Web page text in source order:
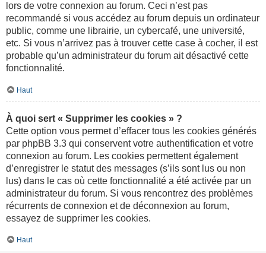
lors de votre connexion au forum. Ceci n’est pas
recommandé si vous accédez au forum depuis un ordinateur
public, comme une librairie, un cybercafé, une université,
etc. Si vous n’arrivez pas à trouver cette case à cocher, il est
probable qu’un administrateur du forum ait désactivé cette
fonctionnalité.
Haut
À quoi sert « Supprimer les cookies » ?
Cette option vous permet d’effacer tous les cookies générés
par phpBB 3.3 qui conservent votre authentification et votre
connexion au forum. Les cookies permettent également
d’enregistrer le statut des messages (s’ils sont lus ou non
lus) dans le cas où cette fonctionnalité a été activée par un
administrateur du forum. Si vous rencontrez des problèmes
récurrents de connexion et de déconnexion au forum,
essayez de supprimer les cookies.
Haut